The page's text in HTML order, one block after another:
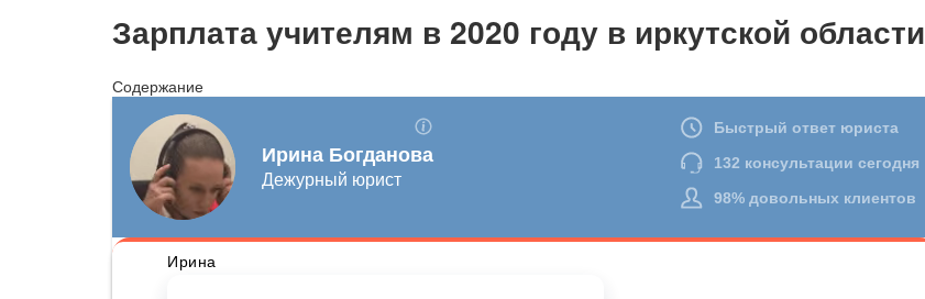
Зарплата учителям в 2020 году в иркутской области
Содержание